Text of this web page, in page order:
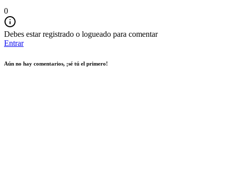
0
Debes estar registrado o logueado para comentar
Entrar
Aún no hay comentarios, ¡sé tú el primero!